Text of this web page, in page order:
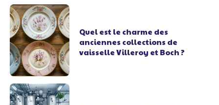
Quel est le charme des
anciennes collections de
vaisselle Villeroy et Boch ?